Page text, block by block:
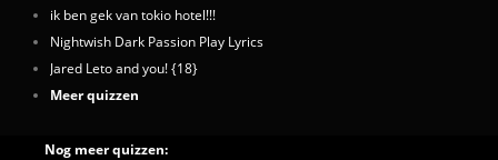
ik ben gek van tokio hotel!!!
Nightwish Dark Passion Play Lyrics
Jared Leto and you! {18}
Meer quizzen
Nog meer quizzen: